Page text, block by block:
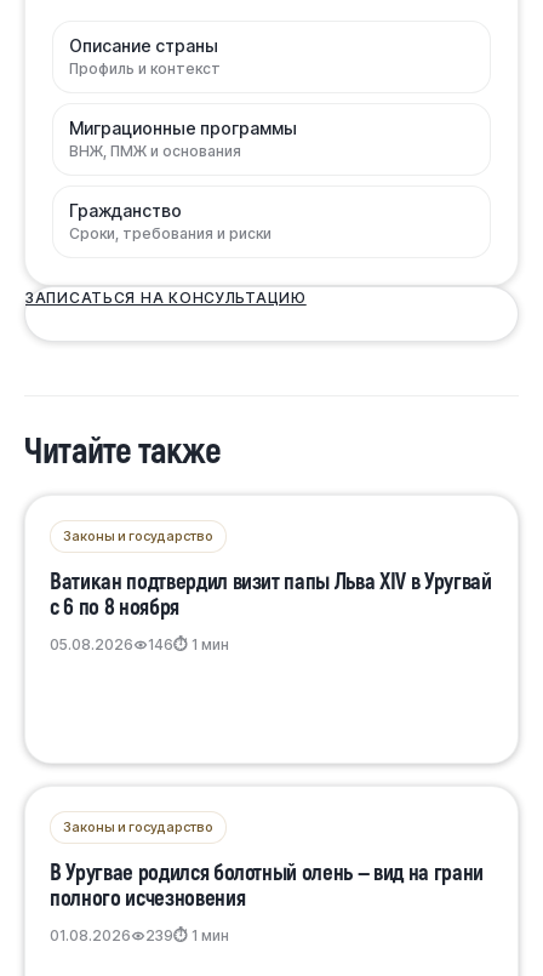
Описание страны
Профиль и контекст
Миграционные программы
ВНЖ, ПМЖ и основания
Гражданство
Сроки, требования и риски
ЗАПИСАТЬСЯ НА КОНСУЛЬТАЦИЮ
Читайте также
Законы и государство
Ватикан подтвердил визит папы Льва XIV в Уругвай
с 6 по 8 ноября
05.08.2026 146⏱ 1 мин
Законы и государство
В Уругвае родился болотный олень — вид на грани
полного исчезновения
01.08.2026 239⏱ 1 мин